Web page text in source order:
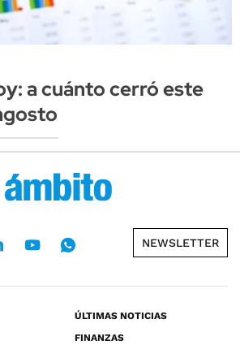
a cuánto cerró este
NEWSLETTER
ÚLTIMAS NOTICIAS
FINANZAS